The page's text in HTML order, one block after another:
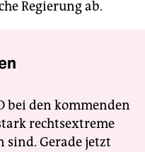
Regierung ab.
bei den kommenden
rechtsextreme
sind. Gerade jetzt